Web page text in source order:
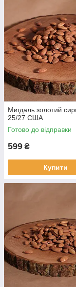
Мигдаль золотий
25/27 США
Готово до відправки
599 ₴
Купити